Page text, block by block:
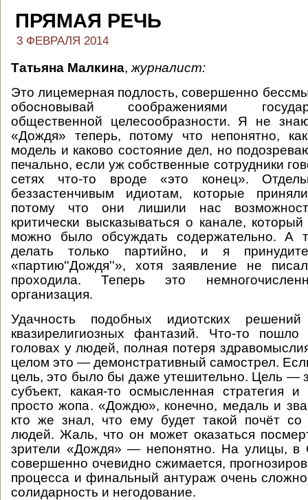
ПРЯМАЯ РЕЧЬ
3 ФЕВРАЛЯ 2014
Татьяна Малкина, журналист:
Это лицемерная подлость, совершенно
обосновывай соображениями
общественной целесообразности. Я не
«Дождя» теперь, потому что непонятно,
модель и каково состояние дел, но
печально, если уж собственные сотрудники
сетях что-то вроде «это конец».
беззастенчивым идиотам, которые
потому что они лишили нас
критически высказываться о канале,
можно было обсуждать содержательно. А
делать только партийно, и я
«партию''Дождя''», хотя заявление не
проходила. Теперь это
организация.
Удачность подобных идиотских
квазирелигиозных фантазий. Что-то
головах у людей, полная потеря
целом это — демонстративный самострел.
цель, это было бы даже утешительно. Цель —
субъект, какая-то осмысленная стратегия
просто жопа. «Дождю», конечно, медаль и
кто же знал, что ему будет такой почёт
людей. Жаль, что он может оказаться
зрители «Дождя» — непонятно. На улицы, в
совершенно очевидно сжимается,
процесса и финальный антураж очень
солидарность и негодование.